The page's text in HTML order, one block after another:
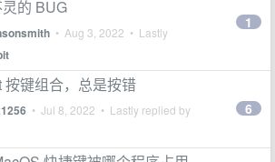
的 BUG
• Aug 3, 2022 • Lastly
1
按键组合，总是按错
• Jul 8, 2022 • Lastly replied by 6